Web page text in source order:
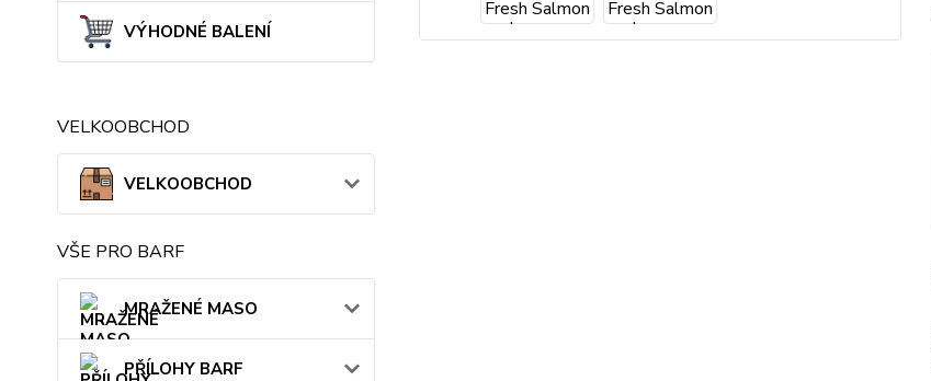
VÝHODNÉ BALENÍ
VELKOOBCHOD
VELKOOBCHOD
VŠE PRO BARF
MRAŽENÉ MASO
PŘÍLOHY BARF